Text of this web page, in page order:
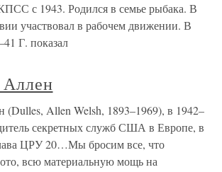
с 1943. Родился в семье рыбака. В
участвовал в рабочем движении. В
Г. показал
Allen Welsh, 1893–1969), в 1942–
секретных служб США в Европе, в
ЦРУ 20…Мы бросим все, что
всю материальную мощь на